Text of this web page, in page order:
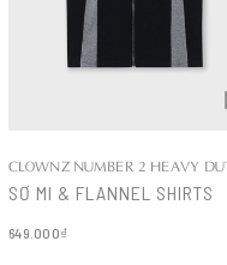
SƠ MI & FLANNEL SHIRTS
649.000₫